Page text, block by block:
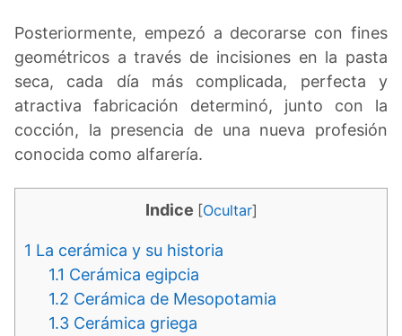
Posteriormente, empezó a decorarse con fines
geométricos a través de incisiones en la pasta
seca, cada día más complicada, perfecta y
atractiva fabricación determinó, junto con la
cocción, la presencia de una nueva profesión
conocida como alfarería.
Indice [Ocultar]
1 La cerámica y su historia
1.1 Cerámica egipcia
1.2 Cerámica de Mesopotamia
1.3 Cerámica griega